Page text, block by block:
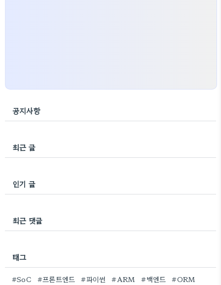
공지사항
최근 글
인기 글
최근 댓글
태그
#SoC #프론트엔드 #파이썬 #ARM #백엔드 #ORM